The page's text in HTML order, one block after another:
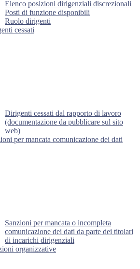
Elenco posizioni dirigenziali discrezionali
Posti di funzione disponibili
Ruolo dirigenti
cessati
Dirigenti cessati dal rapporto di lavoro
(documentazione da pubblicare sul sito
web)
per mancata comunicazione dei dati
Sanzioni per mancata o incompleta
comunicazione dei dati da parte dei titolari
di incarichi dirigenziali
organizzative